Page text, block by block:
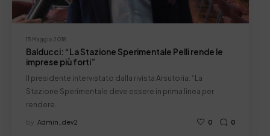
15 Maggio 2018
Balducci: “La Stazione Sperimentale Pelli rende le
imprese più forti”
Il presidente intervistato dalla rivista Arsutoria: “La
Stazione Sperimentale deve essere in prima linea per
rendere…
by Admin_dev2 0 0